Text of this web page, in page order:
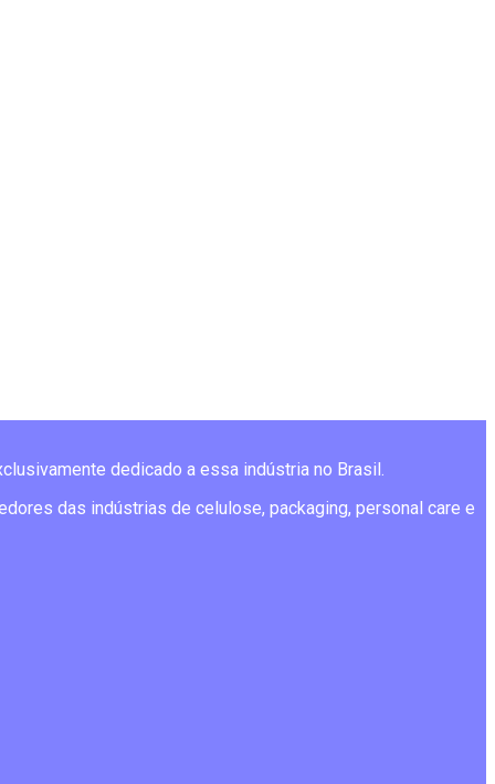
dedicado a essa indústria no Brasil.
das indústrias de celulose, packaging, personal care e